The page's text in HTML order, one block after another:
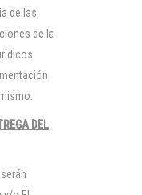
de las
de la
DEL